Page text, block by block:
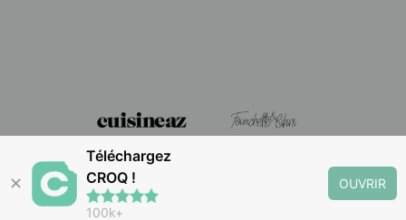
✕
Téléchargez
CROQ !
100k+
OUVRIR